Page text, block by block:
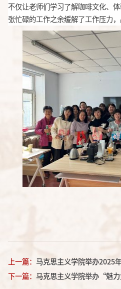
不仅让老师们学习了解咖啡文化、
张忙碌的工作之余缓解了工作压力，
上一篇： 马克思主义学院举办2025
下一篇： 马克思主义学院举办“魅